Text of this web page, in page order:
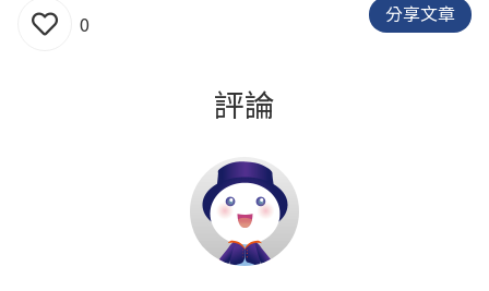
0 分享文章
評論